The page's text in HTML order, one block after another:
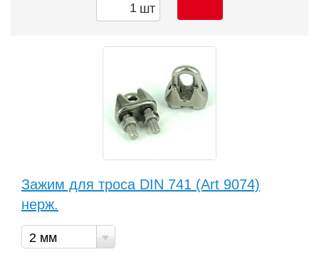
шт
Зажим для троса DIN 741 (Art 9074)
нерж.
2 мм